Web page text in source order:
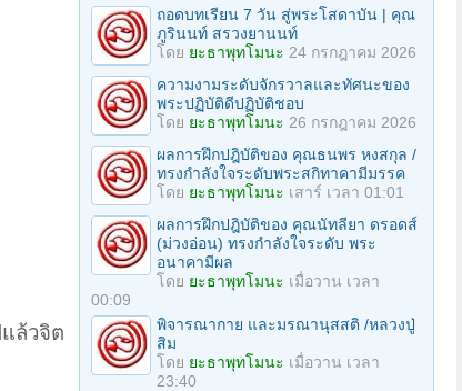
ล้วจิต
ถอดบทเรียน 7 วัน สู่พระโสดาบัน | คุณ
ภูรินนท์ สรวงยานนท์
โดย ยะธาพุทโมนะ 24 กรกฎาคม 2026
ความงามระดับจักรวาลและทัศนะของ
พระปฏิบัติดีปฏิบัติชอบ
โดย ยะธาพุทโมนะ 26 กรกฎาคม 2026
ผลการฝึกปฎิบัติของ คุณธนพร หงสกุล /
ทรงกำลังใจระดับพระสกิทาคามีมรรค
โดย ยะธาพุทโมนะ เสาร์ เวลา 01:01
ผลการฝึกปฎิบัติของ คุณนัทลียา ดรอดส์
(ม่วงอ่อน) ทรงกำลังใจระดับ พระ
อนาคามีผล
โดย ยะธาพุทโมนะ เมื่อวาน เวลา
00:09
พิจารณากาย และมรณานุสสติ /หลวงปู่
สิม
โดย ยะธาพุทโมนะ เมื่อวาน เวลา
23:40